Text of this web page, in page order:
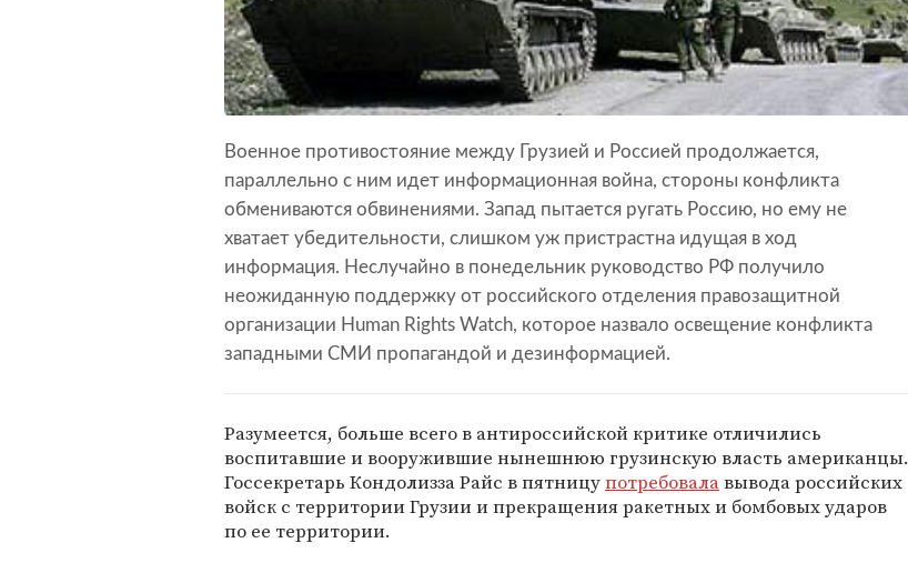
Военное противостояние между Грузией и Россией продолжается,
параллельно с ним идет информационная война, стороны конфликта
обмениваются обвинениями. Запад пытается ругать Россию, но ему не
хватает убедительности, слишком уж пристрастна идущая в ход
информация. Неслучайно в понедельник руководство РФ получило
неожиданную поддержку от российского отделения правозащитной
организации Human Rights Watch, которое назвало освещение конфликта
западными СМИ пропагандой и дезинформацией.
Разумеется, больше всего в антироссийской критике отличились
воспитавшие и вооружившие нынешнюю грузинскую власть американцы.
Госсекретарь Кондолизза Райс в пятницупотребовалавывода российских
войск с территории Грузии и прекращения ракетных и бомбовых ударов
по ее территории.